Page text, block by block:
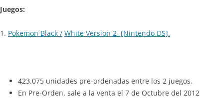
Juegos:
1. Pokemon Black / White Version 2 [Nintendo DS].
423.075 unidades pre-ordenadas entre los 2 juegos.
En Pre-Orden, sale a la venta el 7 de Octubre del 2012